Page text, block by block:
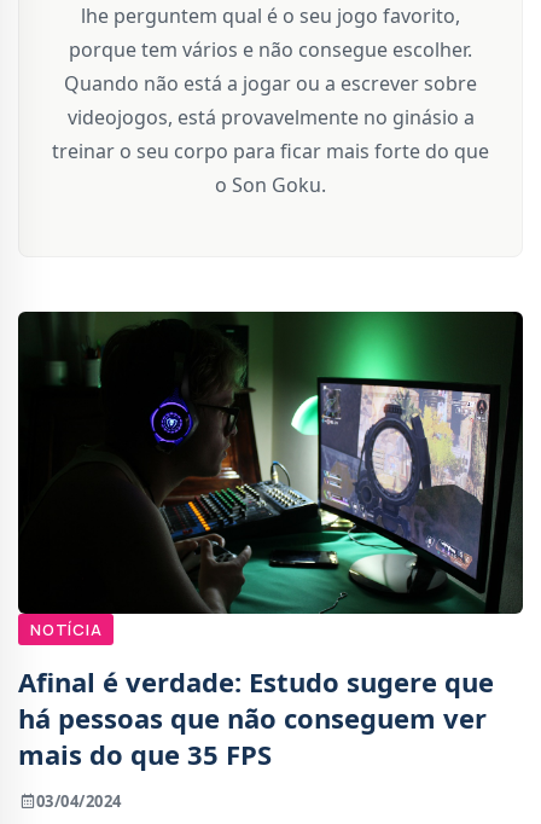
lhe perguntem qual é o seu jogo favorito,
porque tem vários e não consegue escolher.
Quando não está a jogar ou a escrever sobre
videojogos, está provavelmente no ginásio a
treinar o seu corpo para ficar mais forte do que
o Son Goku.
NOTÍCIA
Afinal é verdade: Estudo sugere que
há pessoas que não conseguem ver
mais do que 35 FPS
03/04/2024